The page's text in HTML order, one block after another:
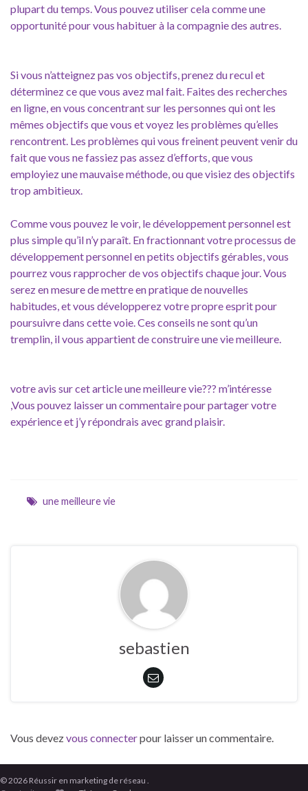
plupart du temps. Vous pouvez utiliser cela comme une
opportunité pour vous habituer à la compagnie des autres.
Si vous n’atteignez pas vos objectifs, prenez du recul et
déterminez ce que vous avez mal fait. Faites des recherches
en ligne, en vous concentrant sur les personnes qui ont les
mêmes objectifs que vous et voyez les problèmes qu’elles
rencontrent. Les problèmes qui vous freinent peuvent venir du
fait que vous ne fassiez pas assez d’efforts, que vous
employiez une mauvaise méthode, ou que visiez des objectifs
trop ambitieux.
Comme vous pouvez le voir, le développement personnel est
plus simple qu’il n’y paraît. En fractionnant votre processus de
développement personnel en petits objectifs gérables, vous
pourrez vous rapprocher de vos objectifs chaque jour. Vous
serez en mesure de mettre en pratique de nouvelles
habitudes, et vous développerez votre propre esprit pour
poursuivre dans cette voie. Ces conseils ne sont qu’un
tremplin, il vous appartient de construire une vie meilleure.
votre avis sur cet article une meilleure vie??? m’intéresse
,Vous pouvez laisser un commentaire pour partager votre
expérience et j’y répondrais avec grand plaisir.
une meilleure vie
sebastien
Vous devezvous connecterpour laisser un commentaire.
© 2026 Réussir en marketing de réseau .